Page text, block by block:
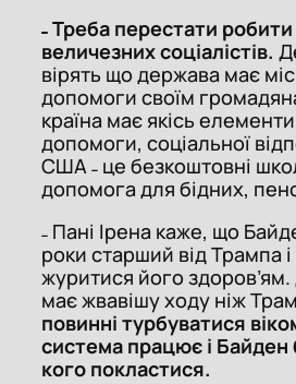
˗ Треба перестати
величезних соціалістів.
вірять що держава має
допомоги своїм
країна має якісь
допомоги, соціальної
США ˗ це безкоштовні
допомога для бідних,
˗ Пані Ірена каже, що
роки старший від Трампа
журитися його
має жвавішу ходу ніж
повинні турбуватися
система працює і Байден
кого покластися.